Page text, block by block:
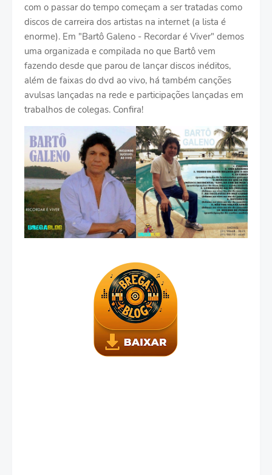
com o passar do tempo começam a ser tratadas como
discos de carreira dos artistas na internet (a lista é
enorme). Em "Bartô Galeno - Recordar é Viver" demos
uma organizada e compilada no que Bartô vem
fazendo desde que parou de lançar discos inéditos,
além de faixas do dvd ao vivo, há também canções
avulsas lançadas na rede e participações lançadas em
trabalhos de colegas. Confira!